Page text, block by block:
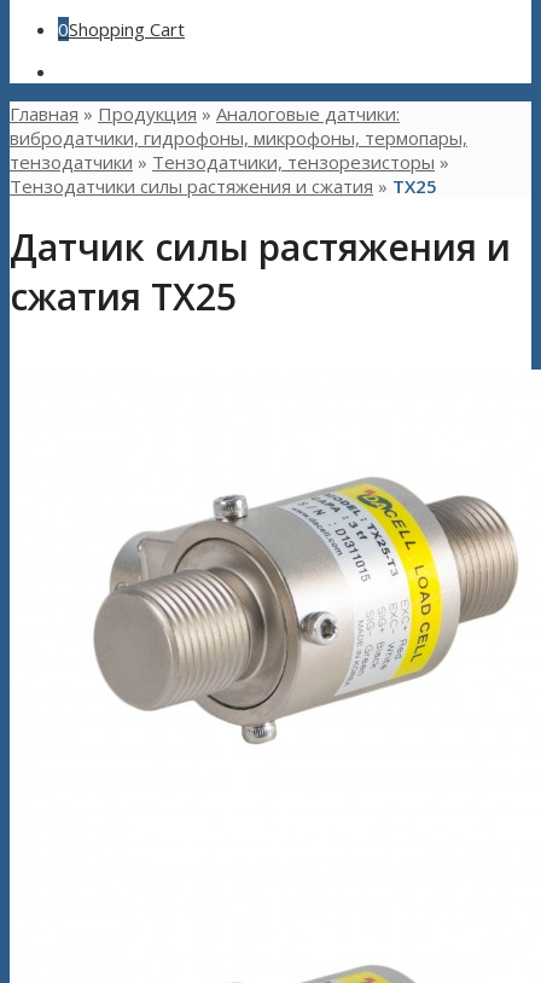
0Shopping Cart
Главная » Продукция » Аналоговые датчики:
вибродатчики, гидрофоны, микрофоны, термопары,
тензодатчики » Тензодатчики, тензорезисторы »
Тензодатчики силы растяжения и сжатия » ТХ25
Датчик силы растяжения и
сжатия TX25